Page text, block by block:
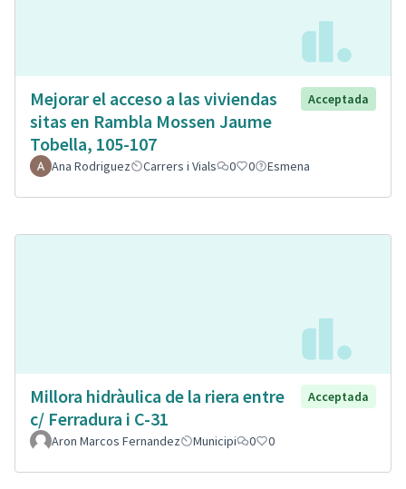
Mejorar el acceso a las viviendas
sitas en Rambla Mossen Jaume
Tobella, 105-107
Acceptada
Ana Rodriguez Carrers i Vials 0 0 Esmena
Millora hidràulica de la riera entre
c/ Ferradura i C-31
Acceptada
Aron Marcos Fernandez Municipi 0 0